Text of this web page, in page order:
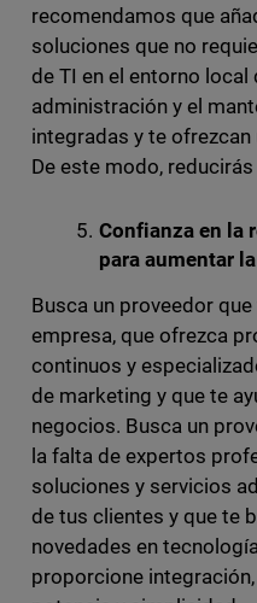
recomendamos que
soluciones que no
de TI en el entorno
administración y el
integradas y te
De este modo,
Confianza en la
para aumentar
Busca un proveedor
empresa, que ofrezca
continuos y
de marketing y que te
negocios. Busca un
la falta de expertos
soluciones y servicios
de tus clientes y que te
novedades en
proporcione